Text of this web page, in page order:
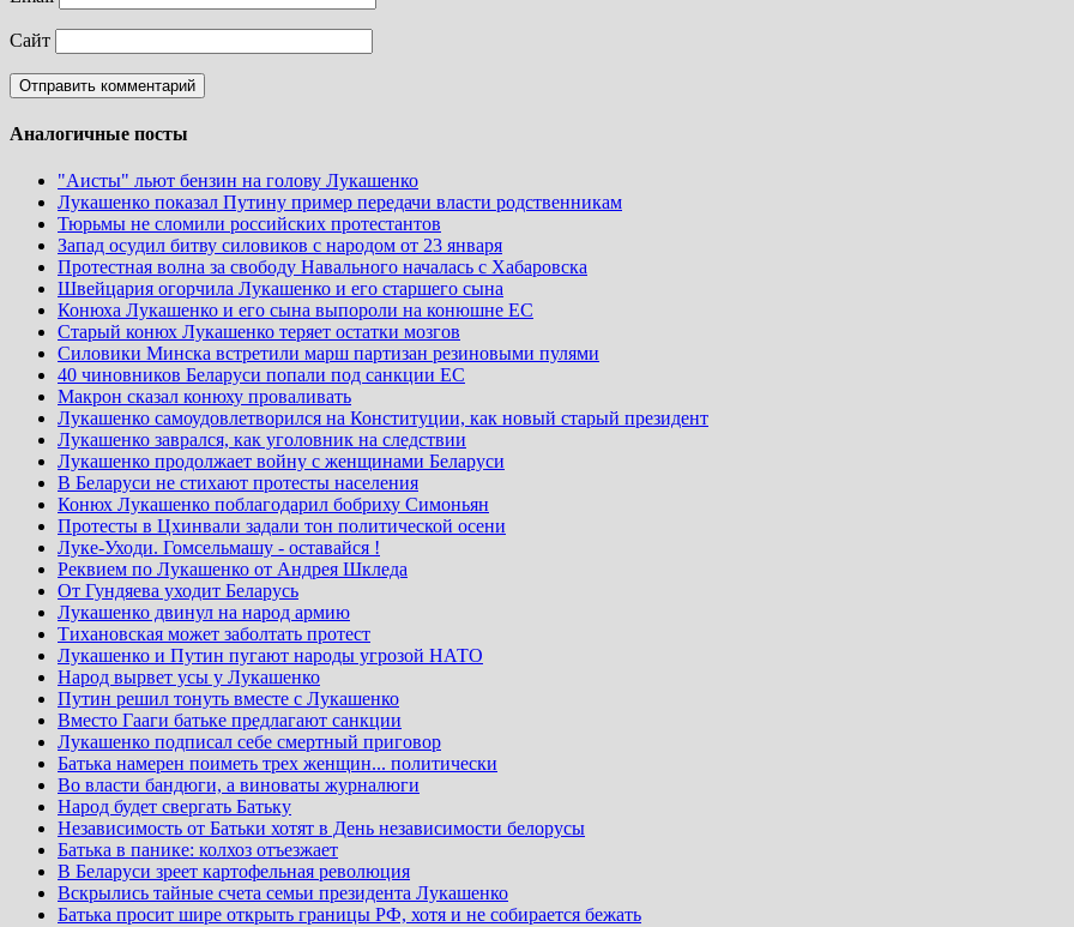
Сайт
Аналогичные посты
"Аисты" льют бензин на голову Лукашенко
Лукашенко показал Путину пример передачи власти родственникам
Тюрьмы не сломили российских протестантов
Запад осудил битву силовиков с народом от 23 января
Протестная волна за свободу Навального началась с Хабаровска
Швейцария огорчила Лукашенко и его старшего сына
Конюха Лукашенко и его сына выпороли на конюшне ЕС
Старый конюх Лукашенко теряет остатки мозгов
Силовики Минска встретили марш партизан резиновыми пулями
40 чиновников Беларуси попали под санкции ЕС
Макрон сказал конюху проваливать
Лукашенко самоудовлетворился на Конституции, как новый старый президент
Лукашенко заврался, как уголовник на следствии
Лукашенко продолжает войну с женщинами Беларуси
В Беларуси не стихают протесты населения
Конюх Лукашенко поблагодарил бобриху Симоньян
Протесты в Цхинвали задали тон политической осени
Луке-Уходи. Гомсельмашу - оставайся !
Реквием по Лукашенко от Андрея Шкледа
От Гундяева уходит Беларусь
Лукашенко двинул на народ армию
Тихановская может заболтать протест
Лукашенко и Путин пугают народы угрозой НАТО
Народ вырвет усы у Лукашенко
Путин решил тонуть вместе с Лукашенко
Вместо Гааги батьке предлагают санкции
Лукашенко подписал себе смертный приговор
Батька намерен поиметь трех женщин... политически
Во власти бандюги, а виноваты журналюги
Народ будет свергать Батьку
Независимость от Батьки хотят в День независимости белорусы
Батька в панике: колхоз отъезжает
В Беларуси зреет картофельная революция
Вскрылись тайные счета семьи президента Лукашенко
Батька просит шире открыть границы РФ, хотя и не собирается бежать